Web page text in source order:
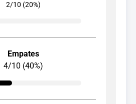
2/10 (20%)
Empates
4/10 (40%)